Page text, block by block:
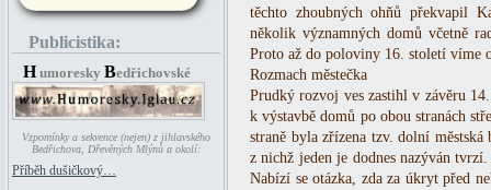
Publicistika:
H umoresky Bedřichovské
Vzpomínky a sekvence (nejen) z jihlavského
Bedřichova, Dřevěných Mlýnů a okolí:
Příběh dušičkový…
těchto zhoubných ohňů překvapil
několik významných domů včetně
Proto až do poloviny 16. století víme
Rozmach městečka
Prudký rozvoj ves zastihl v závěru
k výstavbě domů po obou stranách
straně byla zřízena tzv. dolní
z nichž jeden je dodnes nazýván
Nabízí se otázka, zda za úkryt před